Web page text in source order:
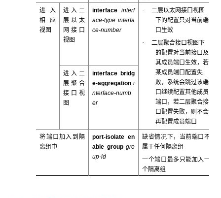
进入
相应
视图
进入二
层以太
网接口
视图
interface interf
ace-type interfa
ce-number
· 二层以太网接口视图
下的配置只对当前端
口生效
· 二层聚合接口视图下
的配置对当前接口及
其成员端口生效，若
某成员端口配置失
败，系统会跳过该端
口继续配置其他成员
端口，若二层聚合接
口配置失败，则不会
再配置成员端口
进入二
层聚合
接口视
图
interface bridg
e-aggregation i
nterface-numb
er
将端口加入到隔
离组中
port-isolate en
able group gro
up-id
缺省情况下，当前端口不
属于任何隔离组
一个端口最多只能加入一
个隔离组